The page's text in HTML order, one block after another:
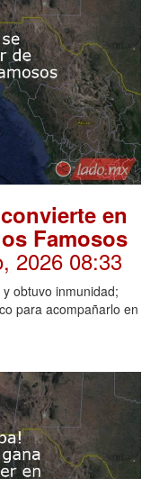
en
Famosos
2026 08:33
obtuvo inmunidad;
para acompañarlo en